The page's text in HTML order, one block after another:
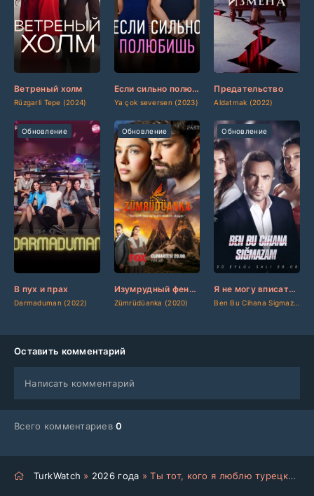
Ветреный холм
Rüzgarli Tepe (2024)
[updated]
Если сильно полюбишь
Ya çok seversen (2023)
[updated]
Предательство
Aldatmak (2022)
[updated]
[/updated]
В пух и прах
Darmaduman (2022)
[updated]
Обновление
Изумрудный феникс
Zümrüdüanka (2020)
[updated]
Обновление
[/updated]
Я не могу вписаться в этот мир
Ben Bu Cihana Sigmazam (2022)
[updated]
Обновление
[/updated]
Оставить комментарий
Написать комментарий
Всего комментариев0
TurkWatch » 2026 года » Ты тот, кого я люблю турецкий сериал на русском языке все серии смотреть онлайн бесплатно подряд